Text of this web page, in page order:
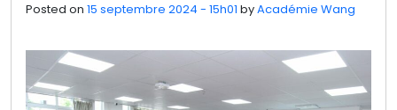
Posted on 15 septembre 2024 - 15h01 byAcadémie Wang